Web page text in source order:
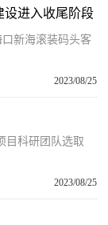
设进入收尾阶段
新海滚装码头客
2023/08/25
目科研团队选取
2023/08/25